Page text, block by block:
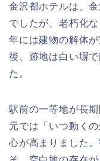
金沢都ホテルは、
でしたが、老朽化
年には建物の解体
後、跡地は白い塀
た。
駅前の一等地が長
元では「いつ動く
心が高まりました